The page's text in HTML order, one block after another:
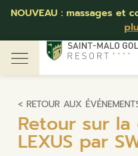
Compétition des 40
< RETOUR AUX
Retour sur
LEXUS par